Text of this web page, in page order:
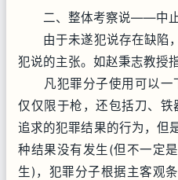
二、整体考察说——中
由于未遂犯说存在缺陷，
犯说的主张。如赵秉志教授指
凡犯罪分子使用可以一
仅仅限于枪，还包括刀、
追求的犯罪结果的行为，但
种结果没有发生(但不一定
生)，犯罪分子根据主客观